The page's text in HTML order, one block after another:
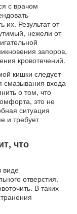
с врачом
их. Результат от
нежели от
запоров,
кровотечений.
кишки следует
смазывания входа
о том, что
это не
ситуация
и требует
что
виде
отверстия.
В таких